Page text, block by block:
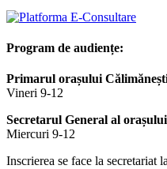
Program de audiențe:
Primarul orașului
Vineri 9-12
Secretarul General al
Miercuri 9-12
Inscrierea se face la secretariat